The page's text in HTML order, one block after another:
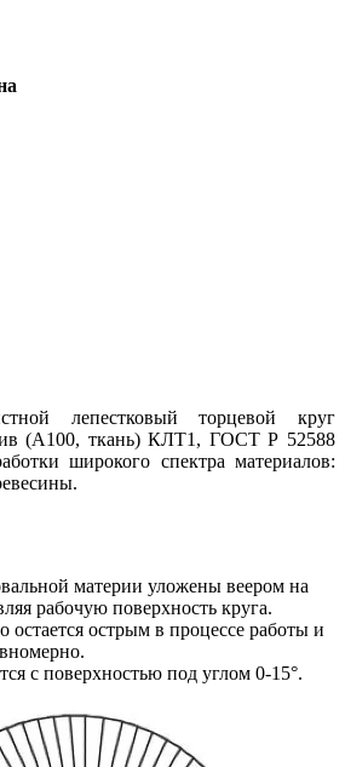
лепестковый торцевой круг
(А100, ткань) КЛТ1, ГОСТ Р 52588
широкого спектра материалов:
материи уложены веером на
рабочую поверхность круга.
остается острым в процессе работы и
с поверхностью под углом 0-15°.